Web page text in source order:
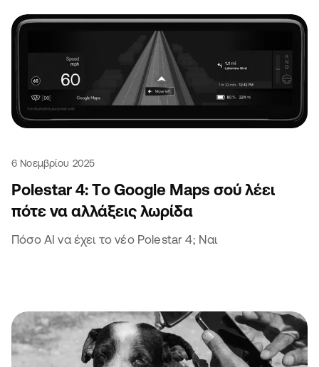
6 Νοεμβρίου 2025
Polestar 4: Tο Google Maps σού λέει
πότε να αλλάξεις λωρίδα
Πόσο AI να έχει το νέο Polestar 4; Ναι